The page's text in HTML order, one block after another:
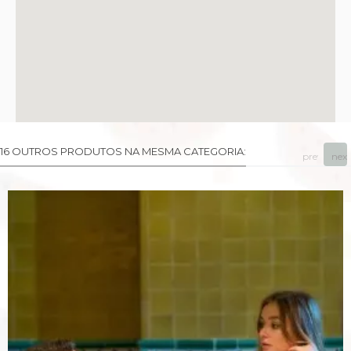
16 OUTROS PRODUTOS NA MESMA CATEGORIA: prev next